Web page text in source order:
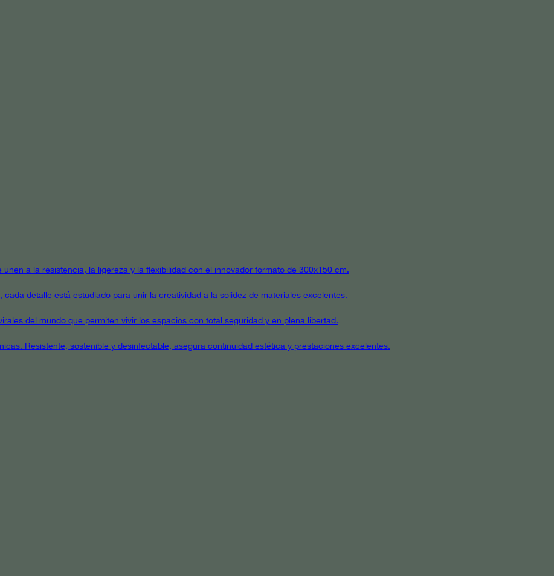
a la resistencia, la ligereza y la flexibilidad con el innovador formato de 300x150 cm.
detalle está estudiado para unir la creatividad a la solidez de materiales excelentes.
del mundo que permiten vivir los espacios con total seguridad y en plena libertad.
Resistente, sostenible y desinfectable, asegura continuidad estética y prestaciones excelentes.